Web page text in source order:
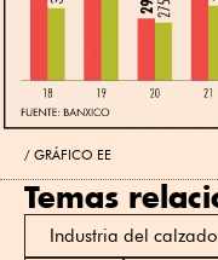
GRÁFICO EE
Temas
Industria del calzado